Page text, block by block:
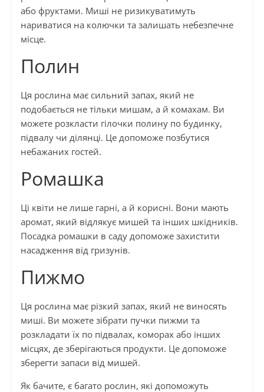
або фруктами. Миші не ризикуватимуть
нариватися на колючки та залишать небезпечне
місце.
Полин
Ця рослина має сильний запах, який не
подобається не тільки мишам, а й комахам. Ви
можете розкласти гілочки полину по будинку,
підвалу чи ділянці. Це допоможе позбутися
небажаних гостей.
Ромашка
Ці квіти не лише гарні, а й корисні. Вони мають
аромат, який відлякує мишей та інших шкідників.
Посадка ромашки в саду допоможе захистити
насадження від гризунів.
Пижмо
Ця рослина має різкий запах, який не виносять
миші. Ви можете зібрати пучки пижми та
розкладати їх по підвалах, коморах або інших
місцях, де зберігаються продукти. Це допоможе
зберегти запаси від мишей.
Як бачите, є багато рослин, які допоможуть